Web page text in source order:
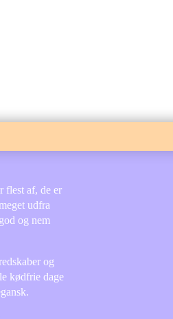
flest af, de er
udfra
og nem
og
kødfrie dage